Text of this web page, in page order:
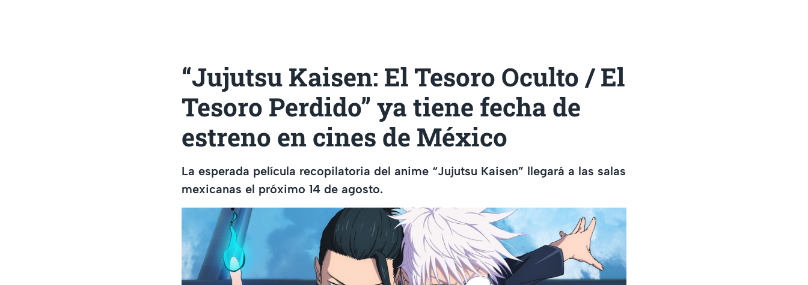
“Jujutsu Kaisen: El Tesoro Oculto / El
Tesoro Perdido” ya tiene fecha de
estreno en cines de México
La esperada película recopilatoria del anime “Jujutsu Kaisen” llegará a las salas
mexicanas el próximo 14 de agosto.